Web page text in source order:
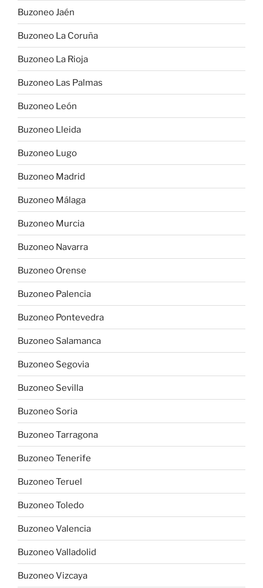
Buzoneo Jaén
Buzoneo La Coruña
Buzoneo La Rioja
Buzoneo Las Palmas
Buzoneo León
Buzoneo Lleida
Buzoneo Lugo
Buzoneo Madrid
Buzoneo Málaga
Buzoneo Murcia
Buzoneo Navarra
Buzoneo Orense
Buzoneo Palencia
Buzoneo Pontevedra
Buzoneo Salamanca
Buzoneo Segovia
Buzoneo Sevilla
Buzoneo Soria
Buzoneo Tarragona
Buzoneo Tenerife
Buzoneo Teruel
Buzoneo Toledo
Buzoneo Valencia
Buzoneo Valladolid
Buzoneo Vizcaya